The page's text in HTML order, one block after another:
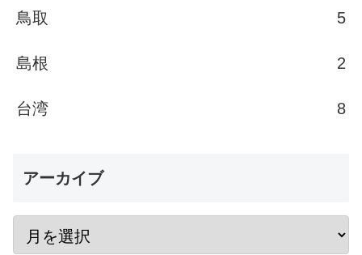
鳥取 5
島根 2
台湾 8
アーカイブ